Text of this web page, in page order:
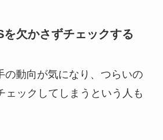
を欠かさずチェックする
の動向が気になり、つらいの
ェックしてしまうという人も